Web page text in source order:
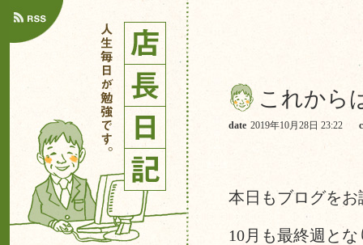
これから
date 2019年10月28日 23:22
本日もブログを
10月も最終週と